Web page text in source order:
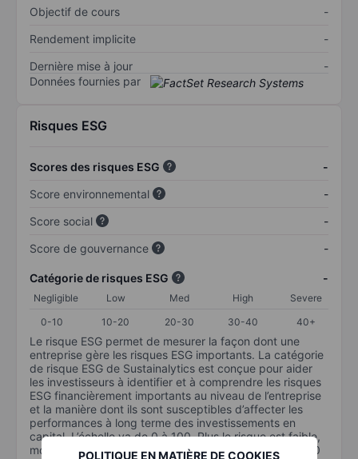
POLITIQUE EN MATIÈRE DE COOKIES
Objectif de cours
-
Rendement implicite
-
Dernière mise à jour
-
Données fournies par
Risques ESG
Scores des risques ESG
-
Score environnemental
-
Score social
-
Score de gouvernance
-
Catégorie de risques ESG -
Negligible Low Med High
Severe
0-10
10-20 20-30 30-40 40+
Le risque ESG permet de mesurer la façon dont une
entreprise gère les risques ESG importants. La catégorie
de risque ESG de Sustainalytics est conçue pour aider
les investisseurs à identifier et à comprendre les risques
ESG financièrement importants au niveau de l’entreprise
et la manière dont ils sont susceptibles d’affecter les
performances à long terme des investissements en
capital. L’échelle va de 0 à 100. Plus le risque est faible,
moins il est important (0 équivaut à aucun risque et 100